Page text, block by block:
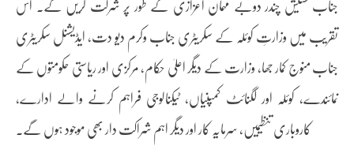
تقریب میں وزارتِ کوئلہ کے سکریٹری جناب وکرم دیو دت، ایڈیشنل سکریٹری
جناب منوج کمار جھا، وزارت کے دیگر اعلیٰ حکام، مرکزی اور ریاستی حکومتوں کے
نمائندے، کوئلہ اور لگنائٹ کمپنیاں، ٹیکنالوجی فراہم کرنے والے ادارے،
کاروباری تنظیمیں، سرمایہ کار اور دیگر اہم شراکت دار بھی موجود ہوں گے۔